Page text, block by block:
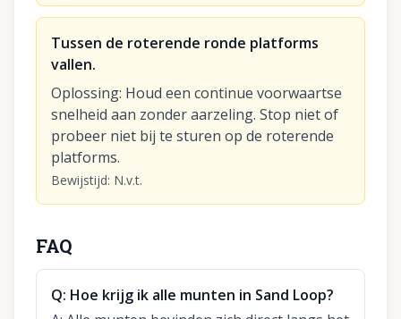
Tussen de roterende ronde platforms
vallen.
Oplossing: Houd een continue voorwaartse
snelheid aan zonder aarzeling. Stop niet of
probeer niet bij te sturen op de roterende
platforms.
Bewijstijd: N.v.t.
FAQ
Q: Hoe krijg ik alle munten in Sand Loop?